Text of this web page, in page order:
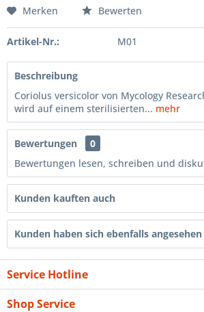
Merken Bewerten
Artikel-Nr.: M01
Beschreibung
Coriolus versicolor von Mycology
wird auf einem sterilisierten... mehr
Bewertungen
0
Bewertungen lesen, schreiben und
Kunden kauften auch
Kunden haben sich ebenfalls angesehen
Service Hotline
Shop Service